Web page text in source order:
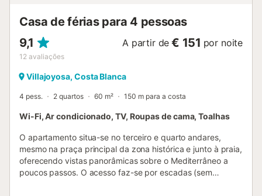
Casa de férias para 4 pessoas
9,1
12 avaliações
A partir de € 151 por noite
Villajoyosa, Costa Blanca
4 pess. 2 quartos 60 m² 150 m para a costa
Wi-Fi, Ar condicionado, TV, Roupas de cama, Toalhas
O apartamento situa-se no terceiro e quarto andares,
mesmo na praça principal da zona histórica e junto à praia,
oferecendo vistas panorâmicas sobre o Mediterrâneo a
poucos passos. O acesso faz-se por escadas (sem